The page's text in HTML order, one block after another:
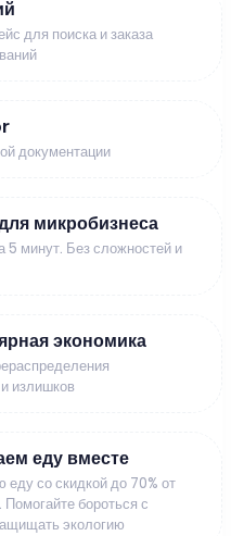
для поиска и заказа
документации
микробизнеса
5 минут. Без сложностей и
экономика
излишков
еду вместе
еду со скидкой до 70% от
Помогайте бороться с
экологию